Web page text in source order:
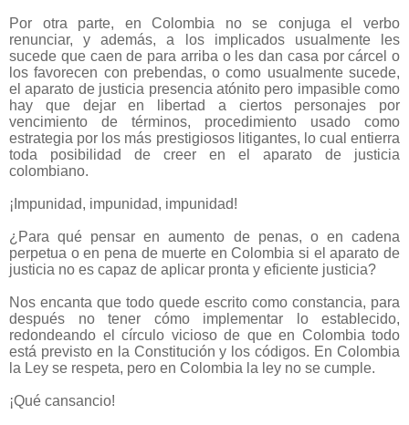
Por otra parte, en Colombia no se conjuga el verbo
renunciar, y además, a los implicados usualmente les
sucede que caen de para arriba o les dan casa por cárcel o
los favorecen con prebendas, o como usualmente sucede,
el aparato de justicia presencia atónito pero impasible como
hay que dejar en libertad a ciertos personajes por
vencimiento de términos, procedimiento usado como
estrategia por los más prestigiosos litigantes, lo cual entierra
toda posibilidad de creer en el aparato de justicia
colombiano.
¡Impunidad, impunidad, impunidad!
¿Para qué pensar en aumento de penas, o en cadena
perpetua o en pena de muerte en Colombia si el aparato de
justicia no es capaz de aplicar pronta y eficiente justicia?
Nos encanta que todo quede escrito como constancia, para
después no tener cómo implementar lo establecido,
redondeando el círculo vicioso de que en Colombia todo
está previsto en la Constitución y los códigos. En Colombia
la Ley se respeta, pero en Colombia la ley no se cumple.
¡Qué cansancio!